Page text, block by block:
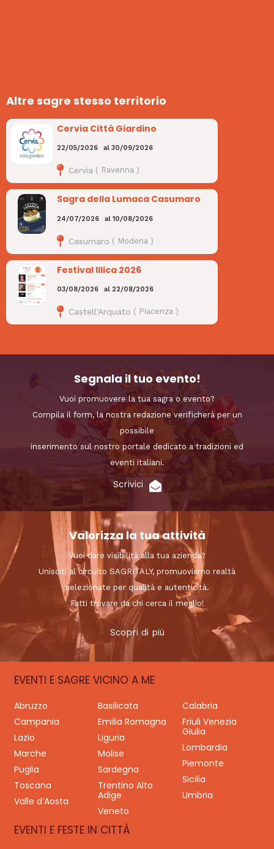
Altre sagre stesso territorio
Cervia Città Giardino
22/05/2026 al 30/09/2026
Cervia ( Ravenna)
Sagra della Lumaca Casumaro
24/07/2026 al 10/08/2026
Casumaro ( Modena )
Festival Illica 2026
03/08/2026 al 22/08/2026
Castell'Arquato ( Piacenza)
Segnala il tuo evento!
Vuoi promuovere la tua sagra o evento?
Compila il form, la nostra redazione verificherà per un
possibile
inserimento sul nostro portale dedicato a tradizioni ed
eventi italiani.
Scrivici
Valorizza la tua attività
Vuoi dare visibilità alla tua azienda?
Unisciti al circuito SAGRITALY, promuoviamo realtà
selezionate per qualità e autenticità.
Fatti trovare da chi cerca il meglio!
Scopri di più
EVENTI E SAGRE VICINO A ME
Abruzzo Basilicata
Calabria
Campania
Emilia Romagna
Friuli Venezia
Giulia
Lazio
Liguria
Lombardia
Marche
Molise
Piemonte
Puglia
Sardegna
Sicilia
Toscana
Trentino Alto
Adige
Umbria
Valle d’Aosta
Veneto
EVENTI E FESTE IN CITTÀ